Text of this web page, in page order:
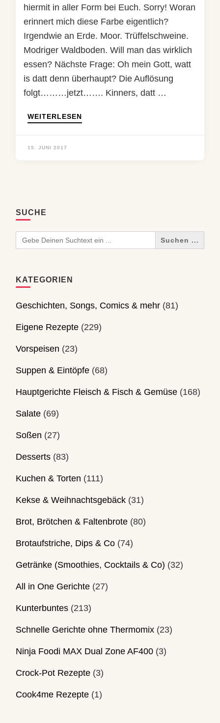
hiermit in aller Form bei Euch. Sorry! Woran
erinnert mich diese Farbe eigentlich?
Irgendwie an Erde. Moor. Trüffelschweine.
Modriger Waldboden. Will man das wirklich
essen? Nächste Frage: Oh mein Gott, watt
is datt denn überhaupt? Die Auflösung
folgt………jetzt……. Kinners, datt …
WEITERLESEN
15. JUNI 2017
SUCHE
Search
for:
KATEGORIEN
Geschichten, Songs, Comics & mehr (81)
Eigene Rezepte (229)
Vorspeisen (23)
Suppen & Eintöpfe (68)
Hauptgerichte Fleisch & Fisch & Gemüse (168)
Salate (69)
Soßen (27)
Desserts (83)
Kuchen & Torten (111)
Kekse & Weihnachtsgebäck (31)
Brot, Brötchen & Faltenbrote (80)
Brotaufstriche, Dips & Co (74)
Getränke (Smoothies, Cocktails & Co) (32)
All in One Gerichte (27)
Kunterbuntes (213)
Schnelle Gerichte ohne Thermomix (23)
Ninja Foodi MAX Dual Zone AF400 (3)
Crock-Pot Rezepte (3)
Cook4me Rezepte (1)